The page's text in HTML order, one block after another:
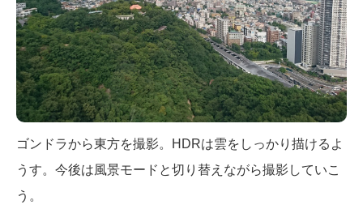
ゴンドラから東方を撮影。HDRは雲をしっかり描けるよ
うす。今後は風景モードと切り替えながら撮影していこ
う。